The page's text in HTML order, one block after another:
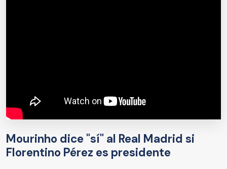
Mourinho dice "sí" al Real Madrid si
Florentino Pérez es presidente